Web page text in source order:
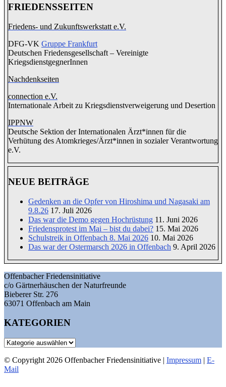
FRIEDENSSEITEN
Friedens- und Zukunftswerkstatt e.V.
DFG-VK Gruppe Frankfurt
Deutschen Friedensgesellschaft – Vereinigte
KriegsdienstgegnerInnen
Nachdenkseiten
connection e.V.
Inter­na­tio­nale Arbeit zu Kriegs­dienst­ver­wei­gerung und Deser­tion
IPPNW
Deutsche Sektion der Internationalen Ärzt*innen für die
Verhütung des Atomkrieges/Ärzt*innen in sozialer Verantwortung
e.V.
NEUE BEITRÄGE
Gedenken an die Opfer von Hiroshima und Nagasaki am
9.8.26 17. Juli 2026
Das war die Demo gegen Hochrüstung 11. Juni 2026
Friedensprotest im Mai – bist du dabei? 15. Mai 2026
Schulstreik in Offenbach 8. Mai 2026 10. Mai 2026
Das war der Ostermarsch 2026 in Offenbach 9. April 2026
Offenbacher Friedensinitiative
c/o Gärtnerhäuschen der Naturfreunde
Bieberer Str. 276
63071 Offenbach am Main
KATEGORIEN
Kategorien
© Copyright 2026 Offenbacher Friedensinitiative | Impressum | E-
Mail